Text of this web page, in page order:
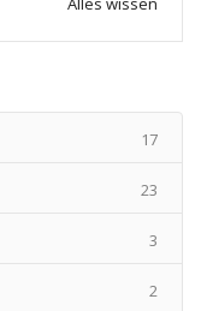
17
23
3
2